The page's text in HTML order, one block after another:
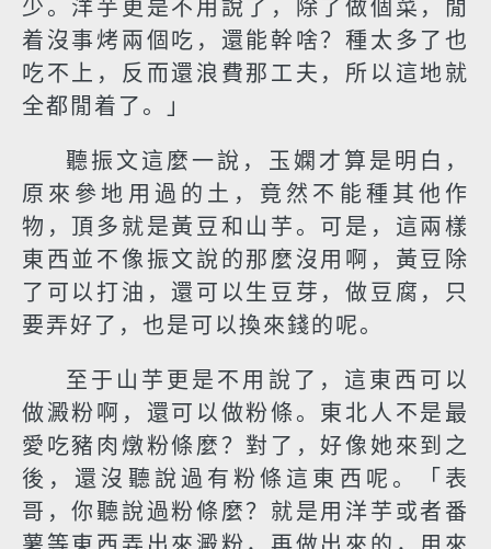
少。洋芋更是不用說了，除了做個菜，閒
着沒事烤兩個吃，還能幹啥？種太多了也
吃不上，反而還浪費那工夫，所以這地就
全都閒着了。」
聽振文這麼一說，玉嫻才算是明白，
原來參地用過的土，竟然不能種其他作
物，頂多就是黃豆和山芋。可是，這兩樣
東西並不像振文說的那麼沒用啊，黃豆除
了可以打油，還可以生豆芽，做豆腐，只
要弄好了，也是可以換來錢的呢。
至于山芋更是不用說了，這東西可以
做澱粉啊，還可以做粉條。東北人不是最
愛吃豬肉燉粉條麼？對了，好像她來到之
後，還沒聽說過有粉條這東西呢。「表
哥，你聽說過粉條麼？就是用洋芋或者番